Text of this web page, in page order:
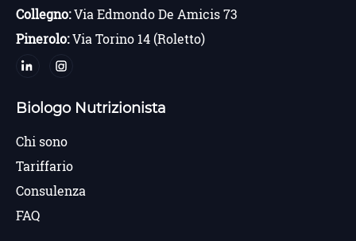
Collegno:Via Edmondo De Amicis 73
Pinerolo:Via Torino 14 (Roletto)
Biologo Nutrizionista
Chi sono
Tariffario
Consulenza
FAQ